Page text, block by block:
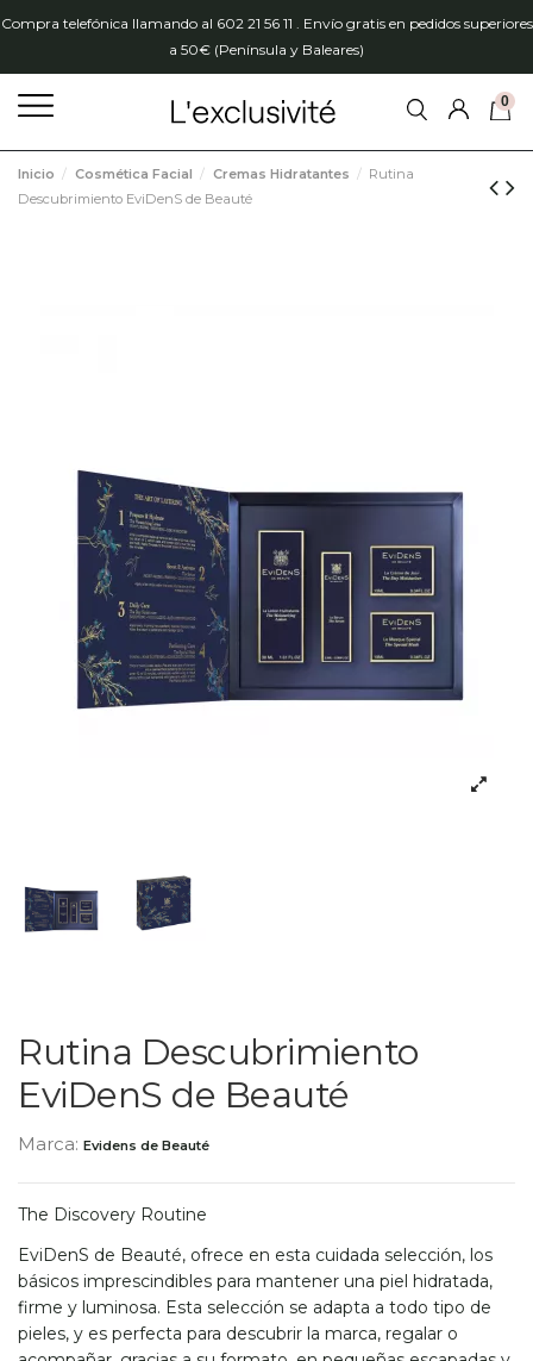
Compra telefónica llamando al 602 21 56 11 . Envío gratis en pedidos superiores
a 50€ (Península y Baleares)
0
Inicio Cosmética Facial Cremas Hidratantes
Rutina
Descubrimiento EviDenS de Beauté
Rutina Descubrimiento
EviDenS de Beauté
Marca: Evidens de Beauté
The Discovery Routine
EviDenS de Beauté, ofrece en esta cuidada selección, los
básicos imprescindibles para mantener una piel hidratada,
firme y luminosa. Esta selección se adapta a todo tipo de
pieles, y es perfecta para descubrir la marca, regalar o